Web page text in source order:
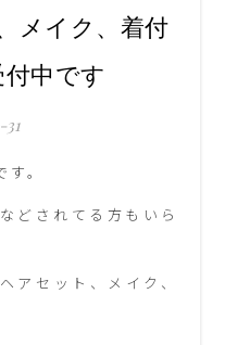
メイク、着付
中です
31
。
どされてる方もいら
アセット、メイク、